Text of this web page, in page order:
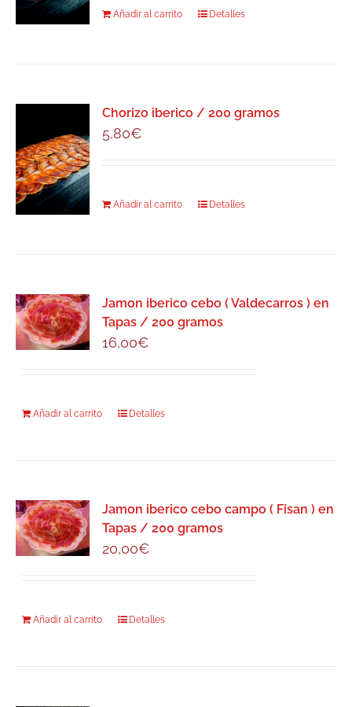
Añadir al carrito Detalles
Chorizo iberico / 200 gramos
5,80€
Añadir al carrito Detalles
Jamon iberico cebo ( Valdecarros ) en
Tapas / 200 gramos
16,00€
Añadir al carrito Detalles
Jamon iberico cebo campo ( Fisan ) en
Tapas / 200 gramos
20,00€
Añadir al carrito Detalles